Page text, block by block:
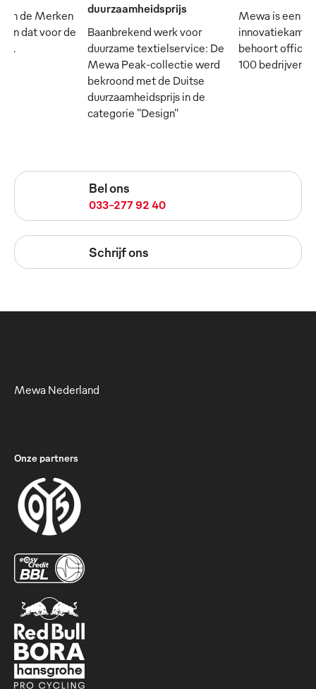
de Merken
en dat voor de
rij.
duurzaamheidsprijs
Baanbrekend werk voor
duurzame textielservice: De
Mewa Peak-collectie werd
bekroond met de Duitse
duurzaamheidsprijs in de
categorie "Design"
Mewa is een
behoort
100 bedrijven
Bel ons
033-277 92 40
Schrijf ons
Mewa Nederland
Onze partners